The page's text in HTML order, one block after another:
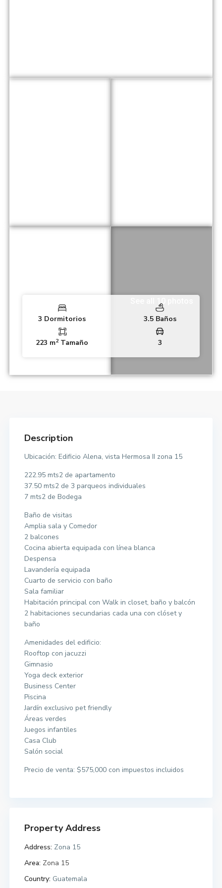
See all 10 photos
3 Dormitorios
3.5 Baños
223 m2Tamaño 3
Description
Ubicación: Edificio Alena, vista Hermosa II zona 15
222.95 mts2 de apartamento
37.50 mts2 de 3 parqueos individuales
7 mts2 de Bodega
Baño de visitas
Amplia sala y Comedor
2 balcones
Cocina abierta equipada con línea blanca
Despensa
Lavandería equipada
Cuarto de servicio con baño
Sala familiar
Habitación principal con Walk in closet, baño y balcón
2 habitaciones secundarias cada una con clóset y
baño
Amenidades del edificio:
Rooftop con jacuzzi
Gimnasio
Yoga deck exterior
Business Center
Piscina
Jardín exclusivo pet friendly
Áreas verdes
Juegos infantiles
Casa Club
Salón social
Precio de venta: $575,000 con impuestos incluidos
Property Address
Address: Zona 15
Area: Zona 15
Country: Guatemala